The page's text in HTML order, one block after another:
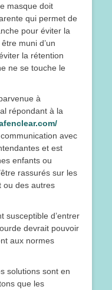
masque doit
qui permet de
pour éviter la
muni d’un
la rétention
ne se touche le
à
répondant à la
avec
et est
enfants ou
rassurés sur les
ou des autres
susceptible d’entrer
devrait pouvoir
aux normes
solutions sont en
que les